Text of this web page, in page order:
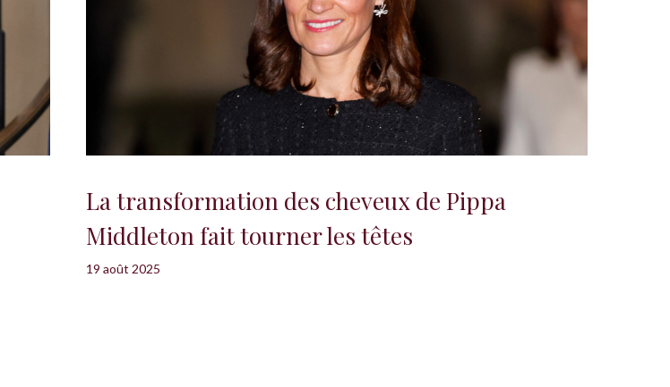
La transformation des cheveux de Pippa
Middleton fait tourner les têtes
19 août 2025